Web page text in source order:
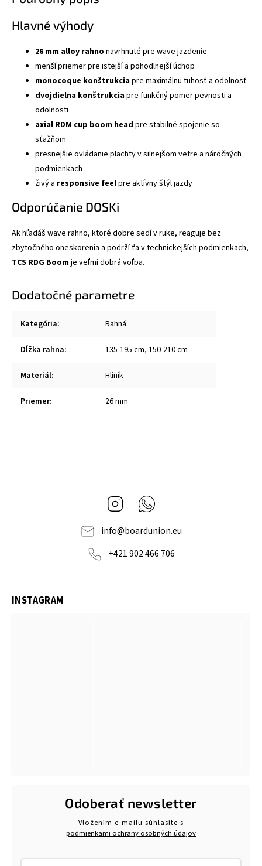
Hlavné výhody
26 mm alloy rahno navrhnuté pre wave jazdenie
menší priemer pre istejší a pohodlnejší úchop
monocoque konštrukciapre maximálnu tuhosť a odolnosť
dvojdielna konštrukciapre funkčný pomer pevnosti a
odolnosti
axial RDM cup boom head pre stabilné spojenie so
sťažňom
presnejšie ovládanie plachty v silnejšom vetre a náročných
podmienkach
živý a responsive feelpre aktívny štýl jazdy
Odporúčanie DOSKi
Ak hľadáš wave rahno, ktoré dobre sedí v ruke, reaguje bez
zbytočného oneskorenia a podrží ťa v technickejších podmienkach,
TCS RDG Boomje veľmi dobrá voľba.
Dodatočné parametre
Kategória: Rahná
Dĺžka rahna: 135-195 cm, 150-210 cm
Materiál: Hliník
Priemer: 26 mm
Instagram
info@boardunion.eu
+421 902 466 706
INSTAGRAM
Odoberať newsletter
Vložením e-mailu súhlasíte s
podmienkami ochrany osobných údajov